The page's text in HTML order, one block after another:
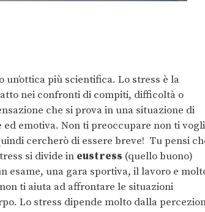
un’ottica più scientifica. Lo stress è la
nei confronti di compiti, difficoltà o
che si prova in una situazione di
emotiva. Non ti preoccupare non ti
cercherò di essere breve! Tu pensi
si divide in eustress (quello buono)
esame, una gara sportiva, il lavoro e
ti aiuta ad affrontare le situazioni
Lo stress dipende molto dalla